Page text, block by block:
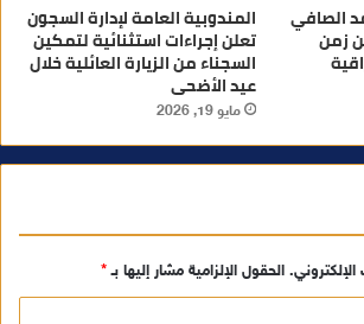
(2): محمد الصافي
زمن
المندوبية العامة لإدارة السجون
تعلن إجراءات استثنائية لتمكين
السجناء من الزيارة العائلية خلال
عيد الأضحى
مايو 19, 2026
الحقول الإلزامية مشار إليها بـ*